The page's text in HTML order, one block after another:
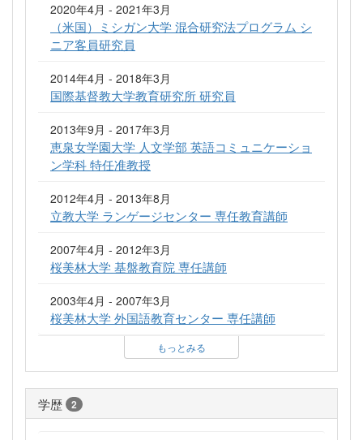
2020年4月 - 2021年3月
（米国）ミシガン大学 混合研究法プログラム シ
ニア客員研究員
2014年4月 - 2018年3月
国際基督教大学教育研究所 研究員
2013年9月 - 2017年3月
恵泉女学園大学 人文学部 英語コミュニケーショ
ン学科 特任准教授
2012年4月 - 2013年8月
立教大学 ランゲージセンター 専任教育講師
2007年4月 - 2012年3月
桜美林大学 基盤教育院 専任講師
2003年4月 - 2007年3月
桜美林大学 外国語教育センター 専任講師
もっとみる
学歴 2